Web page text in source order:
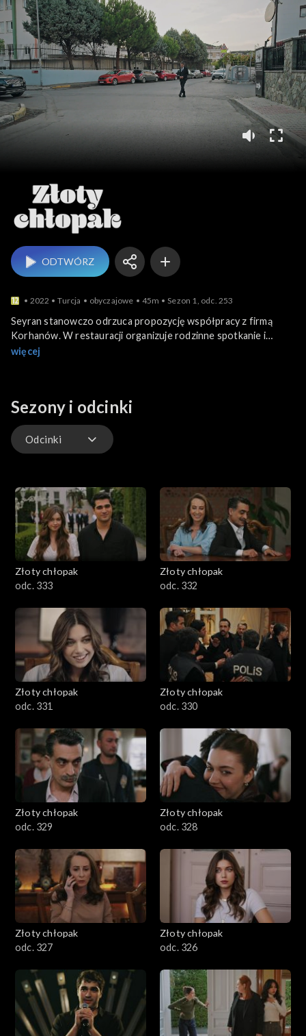
Złoty chłopak
ODTWÓRZ
2022 Turcja obyczajowe 45m Sezon 1, odc. 253
Seyran stanowczo odrzuca propozycję współpracy z firmą
Korhanów. W restauracji organizuje rodzinne spotkanie i
ogłasza, że poślubiła Sinana. Dzięki pomocy Diyar Feritowi
małżonków wywoła chaos.
więcej
Sezony i odcinki
Odcinki
Złoty chłopak
odc. 333
Złoty chłopak
odc. 332
Złoty chłopak
odc. 331
Złoty chłopak
odc. 330
Złoty chłopak
odc. 329
Złoty chłopak
odc. 328
Złoty chłopak
odc. 327
Złoty chłopak
odc. 326